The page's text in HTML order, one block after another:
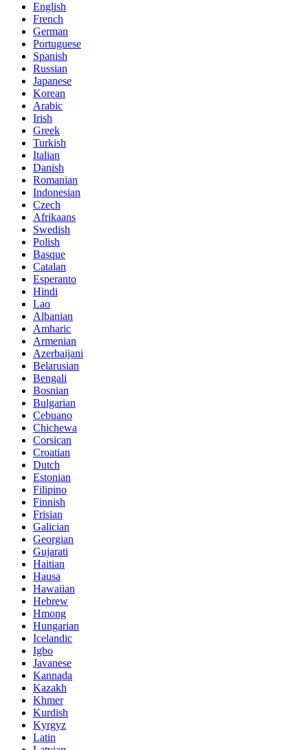
English
French
German
Portuguese
Spanish
Russian
Japanese
Korean
Arabic
Irish
Greek
Turkish
Italian
Danish
Romanian
Indonesian
Czech
Afrikaans
Swedish
Polish
Basque
Catalan
Esperanto
Hindi
Lao
Albanian
Amharic
Armenian
Azerbaijani
Belarusian
Bengali
Bosnian
Bulgarian
Cebuano
Chichewa
Corsican
Croatian
Dutch
Estonian
Filipino
Finnish
Frisian
Galician
Georgian
Gujarati
Haitian
Hausa
Hawaiian
Hebrew
Hmong
Hungarian
Icelandic
Igbo
Javanese
Kannada
Kazakh
Khmer
Kurdish
Kyrgyz
Latin